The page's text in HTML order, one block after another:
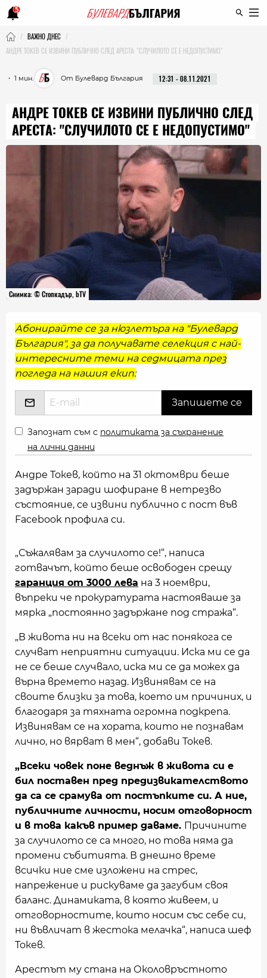
5
ВАЖНО ДНЕС
АНДРЕ ТОКЕВ СЕ ИЗВИНИ ПУБЛИЧНО СЛЕД АРЕСТА: "СЛУЧИЛОТО СЕ Е НЕДОПУСТИМО"
・ 1 мин. От Булевард България 12:31 - 08.11.2021
АНДРЕ ТОКЕВ СЕ ИЗВИНИ ПУБЛИЧНО СЛЕД
АРЕСТА: "СЛУЧИЛОТО СЕ Е НЕДОПУСТИМО"
Снимка: © Стопкадър, bTV
Абонирайте се за нюзлетъра на "Булевард
България", за да получавате селекция с най-
интересните теми на седмицата през
погледа на нашия екип:
Запознат съм с политиката за съхранение
на лични данни
Андре Токев, който на 31 октомври беше
задържан заради шофиране в нетрезво
състояние, се извини публично с пост във
Facebook профила си.
„Съжалявам за случилото се!“, написа
готвачът, който беше освободен срещу
гаранция от 3000 лева на 3 ноември,
въпреки че прокуратурата настояваше за
мярка „постоянно задържане под стража“.
„В живота ни на всеки от нас понякога се
случват неприятни ситуации. Иска ми се да
не се беше случвало, иска ми се да можех да
върна времето назад. Извинявам се на
своите близки за това, което им причиних, и
благодаря за тяхната огромна подкрепа.
Извинявам се на хората, които не познавам
лично, но вярват в мен“, добави Токев.
„Всеки човек поне веднъж в живота си е
бил поставен пред предизвикателството
да са се срамува от постъпките си. А ние,
публичните личности, носим отговорност
и в това какъв пример даваме. Причините
за случилото се са много, но това няма да
промени събитията. В днешно време
всички ние сме изложени на стрес,
напрежение и рискуваме да загубим своя
баланс. Динамиката, в която живеем, и
отговорностите, които носим със себе си,
ни въвличат в жестока мелачка“, написа шеф
Токев.
Арестът му стана на Околовръстното